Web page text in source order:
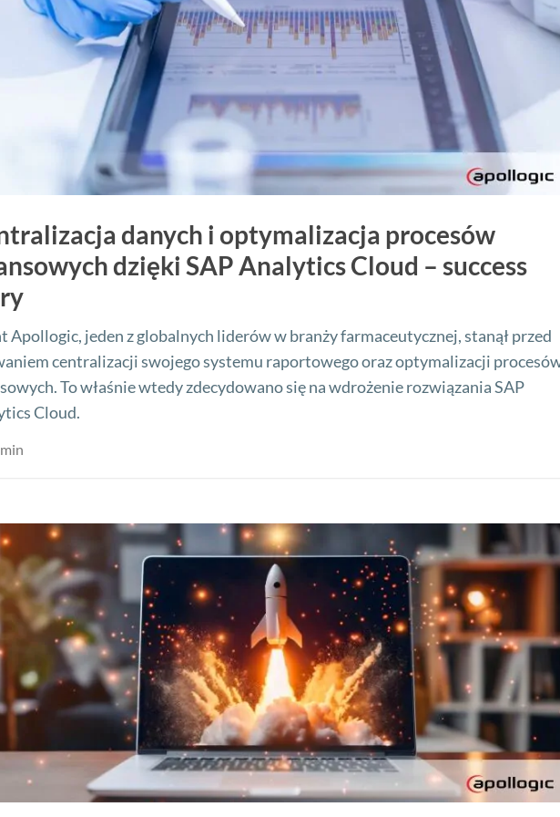
danych i optymalizacja procesów
dzięki SAP Analytics Cloud – success
Apollogic, jeden z globalnych liderów w branży farmaceutycznej, stanął przed
centralizacji swojego systemu raportowego oraz optymalizacji
To właśnie wtedy zdecydowano się na wdrożenie rozwiązania SAP
Cloud.